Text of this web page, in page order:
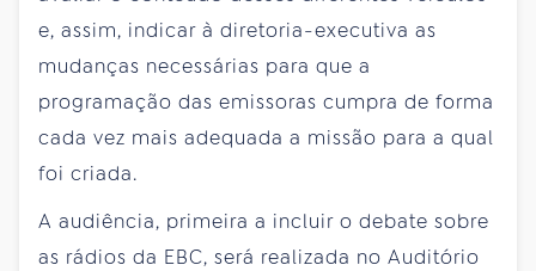
e, assim, indicar à diretoria-executiva as
mudanças necessárias para que a
programação das emissoras cumpra de forma
cada vez mais adequada a missão para a qual
foi criada.
A audiência, primeira a incluir o debate sobre
as rádios da EBC, será realizada no Auditório